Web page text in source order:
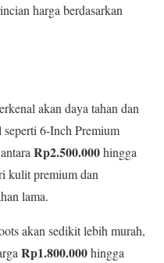
harga berdasarkan
akan daya tahan dan
6-Inch Premium
Rp2.500.000hingga
kulit premium dan
lama.
akan sedikit lebih murah,
Rp1.800.000hingga